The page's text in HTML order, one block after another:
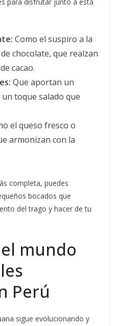
para disfrutar junto a esta
Como el suspiro a la
chocolate, que realzan
cacao.
Que aportan un
toque salado que
el queso fresco o
armonizan con la
completa, puedes
bocados que
del trago y hacer de tu
mundo
Perú
sigue evolucionando y